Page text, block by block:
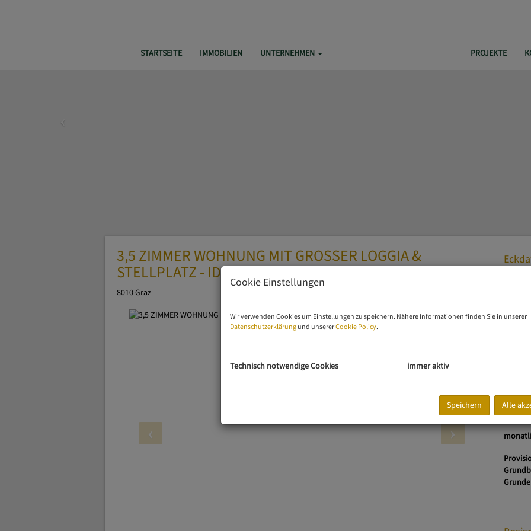
STARTSEITE IMMOBILIEN UNTERNEHMEN PROJEKTE
3,5 ZIMMER WOHNUNG MIT GROSSER LOGGIA &
STELLPLATZ - IDEALE RAUMAUFTEILUNG
8010 Graz
Fläche
Cookie Einstellungen
Wir verwenden Cookies um Einstellungen zu speichern. Nähere Informationen finden Sie in unserer
Datenschutzerklärungund unsererCookie Policy.
Technisch notwendige Cookies immer aktiv
Speichern Alle